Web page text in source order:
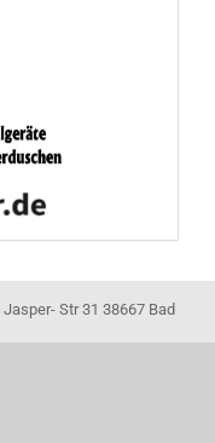
Str 31 38667 Bad